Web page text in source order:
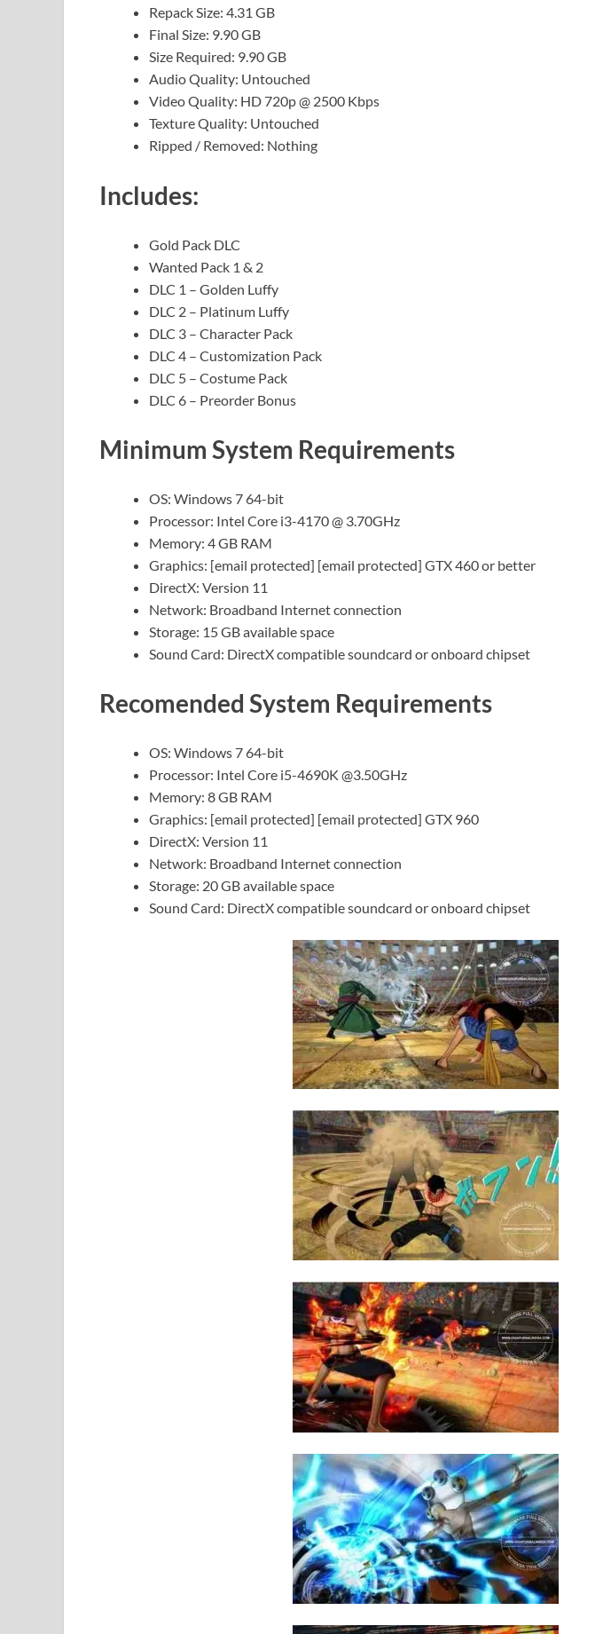
Repack Size: 4.31 GB
Final Size: 9.90 GB
Size Required: 9.90 GB
Audio Quality: Untouched
Video Quality: HD 720p @ 2500 Kbps
Texture Quality: Untouched
Ripped / Removed: Nothing
Includes:
Gold Pack DLC
Wanted Pack 1 & 2
DLC 1 – Golden Luffy
DLC 2 – Platinum Luffy
DLC 3 – Character Pack
DLC 4 – Customization Pack
DLC 5 – Costume Pack
DLC 6 – Preorder Bonus
Minimum System Requirements
OS: Windows 7 64-bit
Processor: Intel Core i3-4170 @ 3.70GHz
Memory: 4 GB RAM
Graphics: [email protected] [email protected] GTX 460 or better
DirectX: Version 11
Network: Broadband Internet connection
Storage: 15 GB available space
Sound Card: DirectX compatible soundcard or onboard chipset
Recomended System Requirements
OS: Windows 7 64-bit
Processor: Intel Core i5-4690K @3.50GHz
Memory: 8 GB RAM
Graphics: [email protected] [email protected] GTX 960
DirectX: Version 11
Network: Broadband Internet connection
Storage: 20 GB available space
Sound Card: DirectX compatible soundcard or onboard chipset